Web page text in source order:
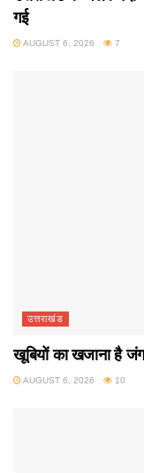
गई
AUGUST 6, 2026 7
उत्तराखंड
खूबियों का खजाना है
AUGUST 6, 2026 10